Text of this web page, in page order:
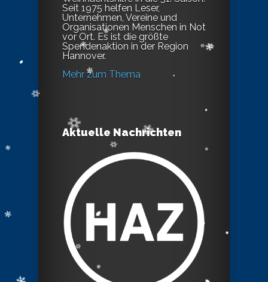
Seit 1975 helfen Leser,
Unternehmen, Vereine und
Organisationen Menschen in Not
vor Ort. Es ist die größte
Spendenaktion in der Region
Hannover.
Mehr zum Thema
Aktuelle Nachrichten